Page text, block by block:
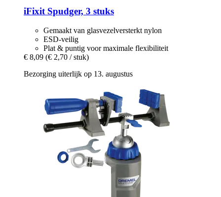
iFixitSpudger, 3 stuks
Gemaakt van glasvezelversterkt nylon
ESD-veilig
Plat & puntig voor maximale flexibiliteit
€ 8,09 (€ 2,70 / stuk)
Bezorging uiterlijk op 13. augustus